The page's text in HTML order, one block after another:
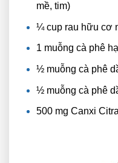
mề, tim)
¼ cup rau hữu cơ
1 muỗng cà phê
½ muỗng cà phê
½ muỗng cà phê
500 mg Canxi